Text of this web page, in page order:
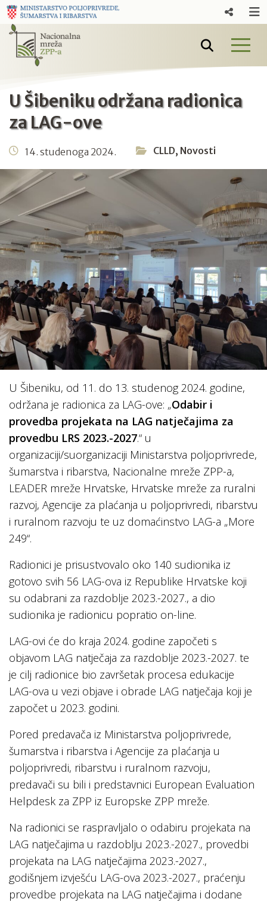
U Šibeniku održana radionica
za LAG-ove
14. studenoga 2024. CLLD, Novosti
U Šibeniku, od 11. do 13. studenog 2024. godine,
održana je radionica za LAG-ove: „Odabir i
provedba projekata na LAG natječajima za
provedbu LRS 2023.-2027.“ u
organizaciji/suorganizaciji Ministarstva poljoprivrede,
šumarstva i ribarstva, Nacionalne mreže ZPP-a,
LEADER mreže Hrvatske, Hrvatske mreže za ruralni
razvoj, Agencije za plaćanja u poljoprivredi, ribarstvu
i ruralnom razvoju te uz domaćinstvo LAG-a „More
249“.
Radionici je prisustvovalo oko 140 sudionika iz
gotovo svih 56 LAG-ova iz Republike Hrvatske koji
su odabrani za razdoblje 2023.-2027., a dio
sudionika je radionicu popratio on-line.
LAG-ovi će do kraja 2024. godine započeti s
objavom LAG natječaja za razdoblje 2023.-2027. te
je cilj radionice bio završetak procesa edukacije
LAG-ova u vezi objave i obrade LAG natječaja koji je
započet u 2023. godini.
Pored predavača iz Ministarstva poljoprivrede,
šumarstva i ribarstva i Agencije za plaćanja u
poljoprivredi, ribarstvu i ruralnom razvoju,
predavači su bili i predstavnici European Evaluation
Helpdesk za ZPP iz Europske ZPP mreže.
Na radionici se raspravljalo o odabiru projekata na
LAG natječajima u razdoblju 2023.-2027., provedbi
projekata na LAG natječajima 2023.-2027.,
godišnjem izvješću LAG-ova 2023.-2027., praćenju
provedbe projekata na LAG natječajima i dodane